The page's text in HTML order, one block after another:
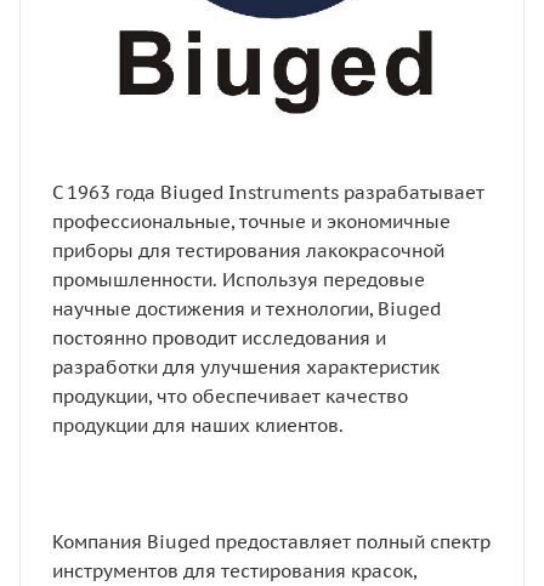
С 1963 года Biuged Instruments разрабатывает
профессиональные, точные и экономичные
приборы для тестирования лакокрасочной
промышленности. Используя передовые
научные достижения и технологии, Biuged
постоянно проводит исследования и
разработки для улучшения характеристик
продукции, что обеспечивает качество
продукции для наших клиентов.
Компания Biuged предоставляет полный спектр
инструментов для тестирования красок,